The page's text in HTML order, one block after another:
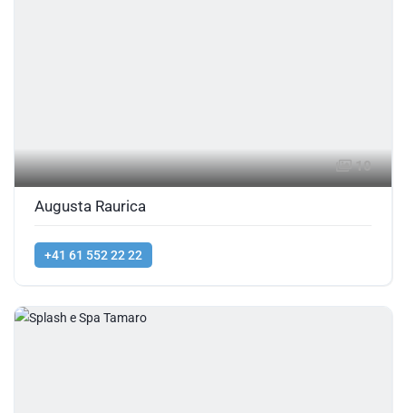
10
Augusta Raurica
+41 61 552 22 22